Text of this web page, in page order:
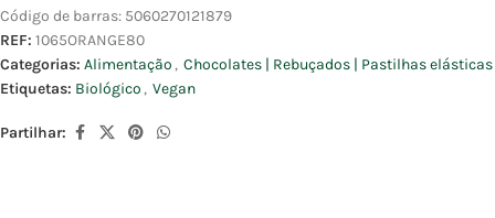
Código de barras: 5060270121879
REF: 1065ORANGE80
Categorias: Alimentação , Chocolates | Rebuçados | Pastilhas elásticas
Etiquetas: Biológico , Vegan
Partilhar: